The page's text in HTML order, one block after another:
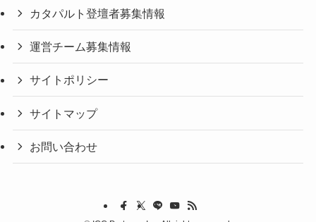
カタパルト登壇者募集情報
運営チーム募集情報
サイトポリシー
サイトマップ
お問い合わせ